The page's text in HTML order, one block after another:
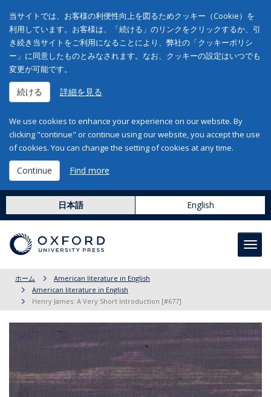
当サイトでは、お客様の利便性向上を図るためクッキー（Cookie）を
利用しています。お客様は、「続ける」のリンクをクリックするか、引
き続き当サイトをご利用になることにより、弊社の「クッキーポリシ
ー」に同意したものとみなされます。なお、クッキーの設定はいつでも
変更が可能です。
続ける 詳細を見る
We use cookies to enhance your experience on our website. By
clicking "continue" or continue using our website, you accept the use
of cookies. You can change the setting of cookies at any time.
Continue Find more
日本語 English
ホーム
American literature in English
American literature in English
Henry James: A Very Short Introduction [#677]